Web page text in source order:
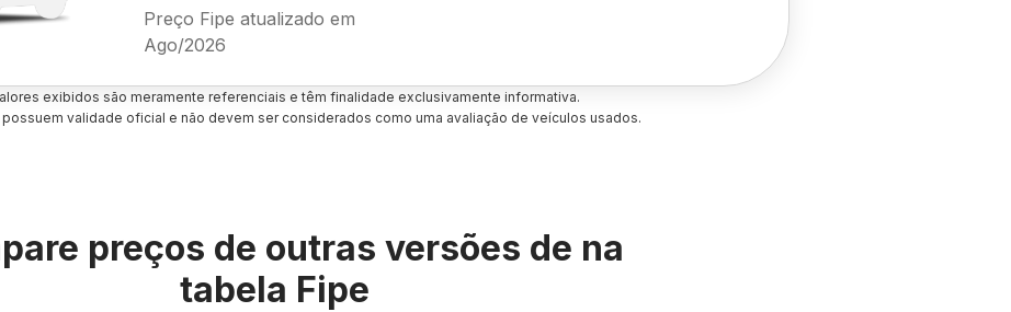
Preço Fipe atualizado em
Ago/2026
exibidos são meramente referenciais e têm finalidade exclusivamente informativa.
validade oficial e não devem ser considerados como uma avaliação de veículos usados.
preços de outras versões de na
tabela Fipe